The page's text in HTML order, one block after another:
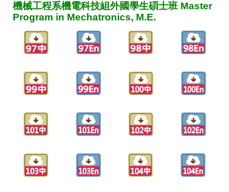
機械工程系機電科技組外國學生碩士班 Master
Program in Mechatronics, M.E.